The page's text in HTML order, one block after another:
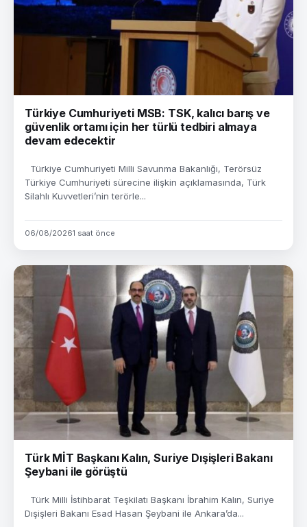
Türkiye Cumhuriyeti MSB: TSK, kalıcı barış ve
güvenlik ortamı için her türlü tedbiri almaya
devam edecektir
Türkiye Cumhuriyeti Milli Savunma Bakanlığı, Terörsüz
Türkiye Cumhuriyeti sürecine ilişkin açıklamasında, Türk
Silahlı Kuvvetleri’nin terörle...
06/08/20261 saat önce
Türk MİT Başkanı Kalın, Suriye Dışişleri Bakanı
Şeybani ile görüştü
Türk Milli İstihbarat Teşkilatı Başkanı İbrahim Kalın, Suriye
Dışişleri Bakanı Esad Hasan Şeybani ile Ankara’da...